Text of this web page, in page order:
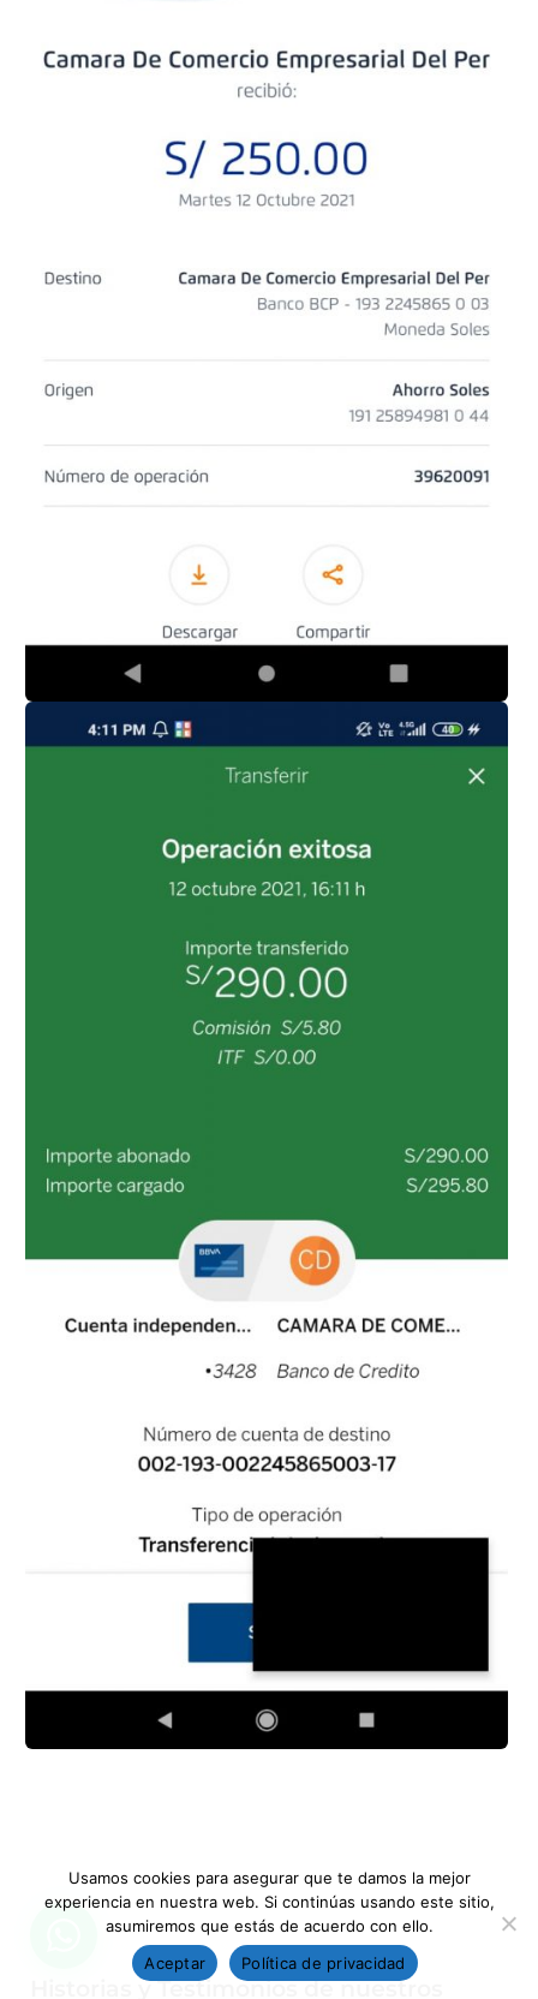
Historias y Testimonios de nuestros
Usamos cookies para asegurar que te damos la mejor
experiencia en nuestra web. Si continúas usando este sitio,
asumiremos que estás de acuerdo con ello.
Aceptar
Política de privacidad